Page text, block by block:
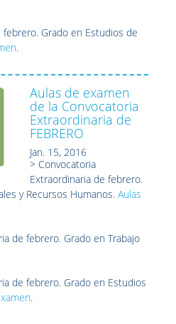
Grado en Estudios de
.
Aulas de examen
de la Convocatoria
Extraordinaria de
FEBRERO
Jan. 15, 2016
> Convocatoria
Extraordinaria de febrero.
y Recursos Humanos. Aulas
de febrero. Grado en Trabajo
de febrero. Grado en Estudios
.